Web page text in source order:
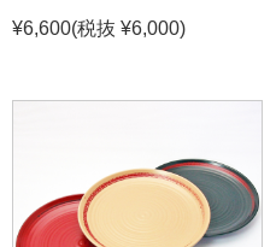
¥6,600(税抜 ¥6,000)